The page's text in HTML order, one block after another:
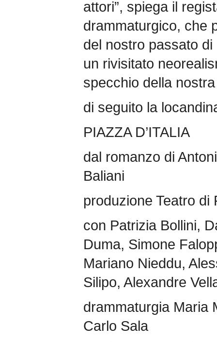
attori”, spiega il
drammaturgico, che
del nostro passato
un rivisitato
specchio della
di seguito la
PIAZZA D’ITALIA
dal romanzo di
Baliani
produzione Teatro di
con Patrizia Bollini,
Duma, Simone
Mariano Nieddu,
Silipo, Alexandre
drammaturgia Maria
Carlo Sala